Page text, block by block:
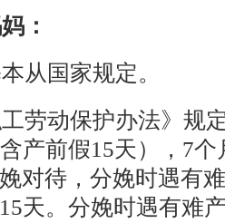
：
从国家规定。
工劳动保护办法》规
产前假15天），7
对待，分娩时遇有
天。分娩时遇有难